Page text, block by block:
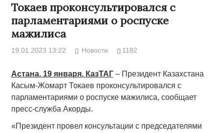
Токаев проконсультировался с
парламентариями о роспуске
мажилиса
19.01.2023 13:22 Новости 1182
Астана. 19 января. КазТАГ– Президент Казахстана
Касым-Жомарт Токаев проконсультировался с
парламентариями о роспуске мажилиса, сообщает
пресс-служба Акорды.
«Президент провел консультации с председателями